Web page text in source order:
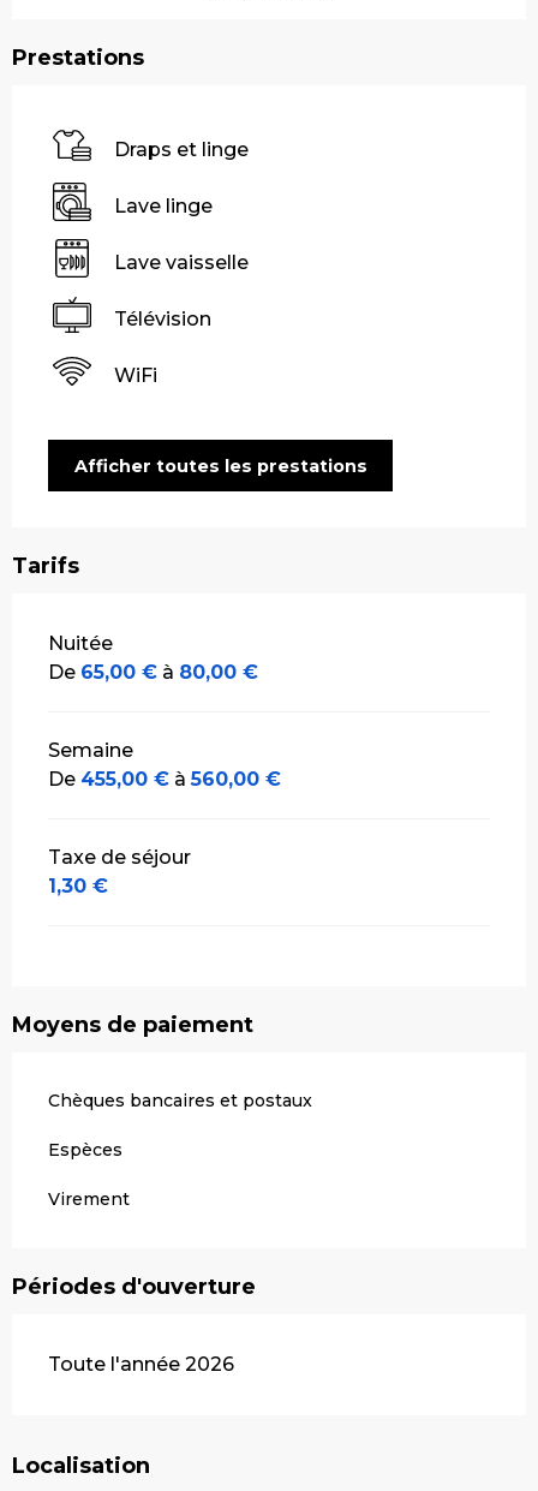
Prestations
Draps et linge
Lave linge
Lave vaisselle
Télévision
WiFi
Afficher toutes les prestations
Tarifs
Tarifs 2026
Nuitée
De 65,00 € à 80,00 €
Semaine
De 455,00 € à560,00 €
Taxe de séjour
1,30 €
Moyens de paiement
Chèques bancaires et postaux
Espèces
Virement
Périodes d'ouverture
Toute l'année 2026
Localisation